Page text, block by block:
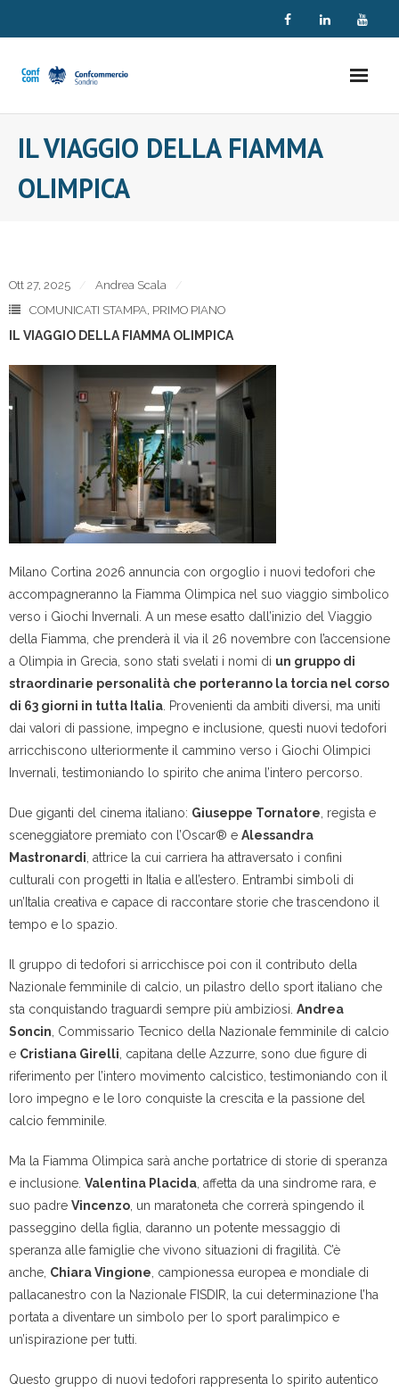
IL VIAGGIO DELLA FIAMMA
OLIMPICA
Ott 27, 2025
Andrea Scala
COMUNICATI STAMPA, PRIMO PIANO
IL VIAGGIO DELLA FIAMMA OLIMPICA
Milano Cortina 2026 annuncia con orgoglio i nuovi tedofori che
accompagneranno la Fiamma Olimpica nel suo viaggio simbolico
verso i Giochi Invernali. A un mese esatto dall’inizio del Viaggio
della Fiamma, che prenderà il via il 26 novembre con l’accensione
a Olimpia in Grecia, sono stati svelati i nomi di un gruppo di
straordinarie personalità che porteranno la torcia nel corso
di 63 giorni in tutta Italia . Provenienti da ambiti diversi, ma uniti
dai valori di passione, impegno e inclusione, questi nuovi tedofori
arricchiscono ulteriormente il cammino verso i Giochi Olimpici
Invernali, testimoniando lo spirito che anima l’intero percorso.
Due giganti del cinema italiano: Giuseppe Tornatore , regista e
sceneggiatore premiato con l’Oscar® e Alessandra
Mastronardi , attrice la cui carriera ha attraversato i confini
culturali con progetti in Italia e all’estero. Entrambi simboli di
un’Italia creativa e capace di raccontare storie che trascendono il
tempo e lo spazio.
Il gruppo di tedofori si arricchisce poi con il contributo della
Nazionale femminile di calcio, un pilastro dello sport italiano che
sta conquistando traguardi sempre più ambiziosi. Andrea
Soncin , Commissario Tecnico della Nazionale femminile di calcio
e Cristiana Girelli , capitana delle Azzurre, sono due figure di
riferimento per l’intero movimento calcistico, testimoniando con il
loro impegno e le loro conquiste la crescita e la passione del
calcio femminile.
Ma la Fiamma Olimpica sarà anche portatrice di storie di speranza
e inclusione. Valentina Placida , affetta da una sindrome rara, e
suo padre Vincenzo , un maratoneta che correrà spingendo il
passeggino della figlia, daranno un potente messaggio di
speranza alle famiglie che vivono situazioni di fragilità. C’è
anche, Chiara Vingione , campionessa europea e mondiale di
pallacanestro con la Nazionale FISDIR, la cui determinazione l’ha
portata a diventare un simbolo per lo sport paralimpico e
un’ispirazione per tutti.
Questo gruppo di nuovi tedofori rappresenta lo spirito autentico